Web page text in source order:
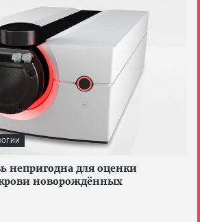
непригодна для оценки
новорождённых